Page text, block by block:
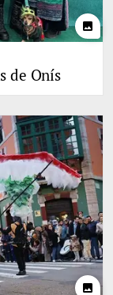
photo
de Onís
photo